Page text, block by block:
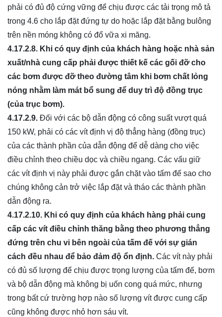
phải có đủ độ cứng vững để chịu được các tải trọng mô tả
trong 4.6 cho lắp đặt đứng tự do hoặc lắp đặt bằng bulông
trên nền móng không có đổ vữa xi măng.
4.17.2.8. Khi có quy định của khách hàng hoặc nhà sản
xuất/nhà cung cấp phải được thiết kế các gối đỡ cho
các bơm được đỡ theo đường tâm khi bơm chất lỏng
nóng nhằm làm mát bổ sung để duy trì độ đồng trục
(của trục bơm).
4.17.2.9. Đối với các bộ dẫn động có công suất vượt quá
150 kW, phải có các vít định vị độ thẳng hàng (đồng trục)
của các thành phần của dẫn động để dễ dàng cho việc
điều chỉnh theo chiều dọc và chiều ngang. Các vấu giữ
các vít định vị này phải được gắn chặt vào tấm đế sao cho
chúng không cản trở việc lắp đặt và tháo các thành phần
dẫn động ra.
4.17.2.10. Khi có quy định của khách hàng phải cung
cấp các vít điều chỉnh thăng bằng theo phương thẳng
đứng trên chu vi bên ngoài của tấm đế với sự gián
cách đều nhau để bảo đảm độ ổn định. Các vít này phải
có đủ số lượng để chịu được trọng lượng của tấm đế, bơm
và bộ dẫn động mà không bị uốn cong quá mức, nhưng
trong bất cứ trường hợp nào số lượng vít được cung cấp
cũng không được nhỏ hơn sáu vít.